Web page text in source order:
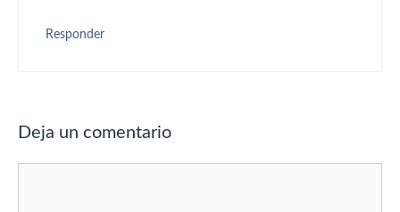
Responder
Deja un comentario